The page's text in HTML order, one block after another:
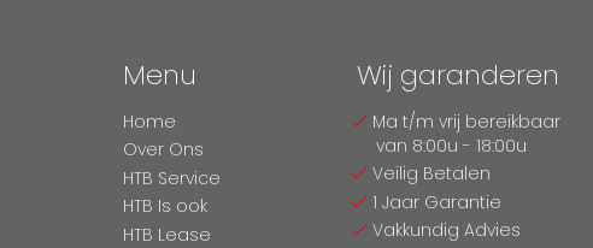
Menu
Home
Over Ons
HTB Service
HTB Is ook
HTB Lease
Wij garanderen
Ma t/m vrij bereikbaar
van 8:00u - 18:00u
Veilig Betalen
1 Jaar Garantie
Vakkundig Advies